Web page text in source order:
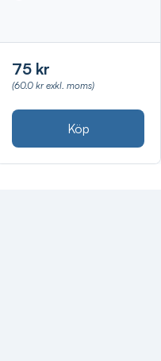
75 kr
(60.0 kr exkl. moms)
Köp